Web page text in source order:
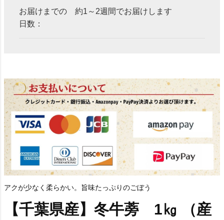
お届けまでの
日数：
約1～2週間でお届けします
アクが少なく柔らかい。旨味たっぷりのごぼう
【千葉県産】冬牛蒡 1㎏ （産